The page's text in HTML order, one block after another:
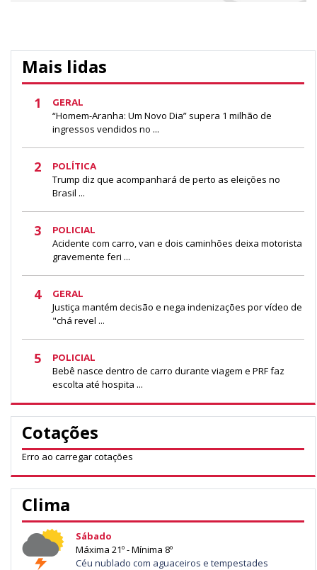
Mais lidas
1 GERAL
“Homem-Aranha: Um Novo Dia” supera 1 milhão de
ingressos vendidos no ...
2 POLÍTICA
Trump diz que acompanhará de perto as eleições no
Brasil ...
3 POLICIAL
Acidente com carro, van e dois caminhões deixa motorista
gravemente feri ...
4 GERAL
Justiça mantém decisão e nega indenizações por vídeo de
"chá revel ...
5 POLICIAL
Bebê nasce dentro de carro durante viagem e PRF faz
escolta até hospita ...
Cotações
Erro ao carregar cotações
Clima
Sábado
Máxima 21º - Mínima 8º
Céu nublado com aguaceiros e tempestades